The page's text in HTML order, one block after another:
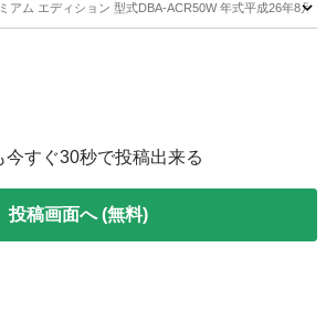
ム エディション 型式DBA-ACR50W 年式平成26年8月
今すぐ30秒で投稿出来る
投稿画面へ (無料)